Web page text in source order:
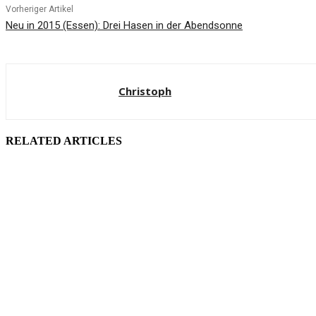
Vorheriger Artikel
Neu in 2015 (Essen): Drei Hasen in der Abendsonne
Christoph
RELATED ARTICLES